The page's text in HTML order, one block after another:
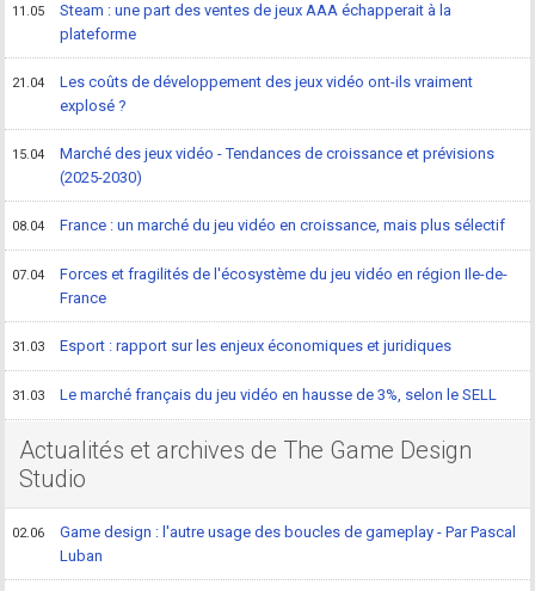
11.05
Steam : une part des ventes de jeux AAA échapperait à la
plateforme
21.04
Les coûts de développement des jeux vidéo ont-ils vraiment
explosé ?
15.04
Marché des jeux vidéo - Tendances de croissance et prévisions
(2025-2030)
08.04 France : un marché du jeu vidéo en croissance, mais plus sélectif
07.04
Forces et fragilités de l'écosystème du jeu vidéo en région Ile-de-
France
31.03 Esport : rapport sur les enjeux économiques et juridiques
31.03 Le marché français du jeu vidéo en hausse de 3%, selon le SELL
Actualités et archives de The Game Design
Studio
02.06
Game design : l'autre usage des boucles de gameplay - Par Pascal
Luban